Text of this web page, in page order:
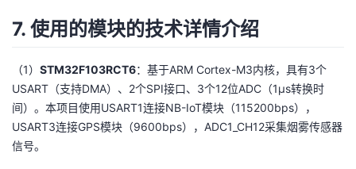
7. 使用的模块的技术详情介绍
（1） STM32F103RCT6：基于ARM Cortex-M3内核，具有3个
USART（支持DMA）、2个SPI接口、3个12位ADC（1μs转换时
间）。本项目使用USART1连接NB-IoT模块（115200bps），
USART3连接GPS模块（9600bps），ADC1_CH12采集烟雾传感器
信号。